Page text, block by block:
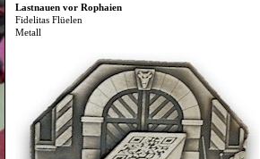
Lastnauen vor Rophaien
Fidelitas Flüelen
Metall